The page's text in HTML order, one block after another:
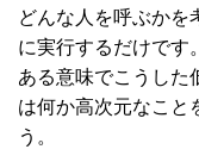
どんな人を呼ぶかを
に実行するだけです
ある意味でこうした
は何か高次元なこと
う。